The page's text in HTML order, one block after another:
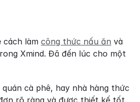
cách làm công thức nấu ăn và
Xmind. Đã đến lúc cho một
cà phê, hay nhà hàng thức
rõ ràng và được thiết kế tốt